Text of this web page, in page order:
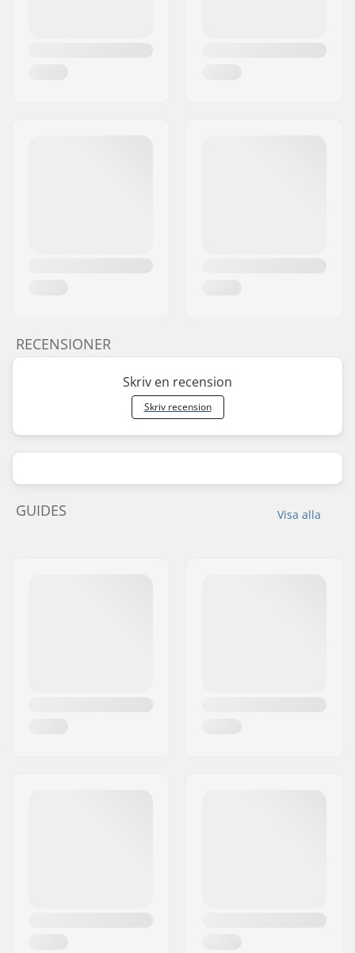
RECENSIONER
Skriv en recension
Skriv recension
Visa alla
GUIDES